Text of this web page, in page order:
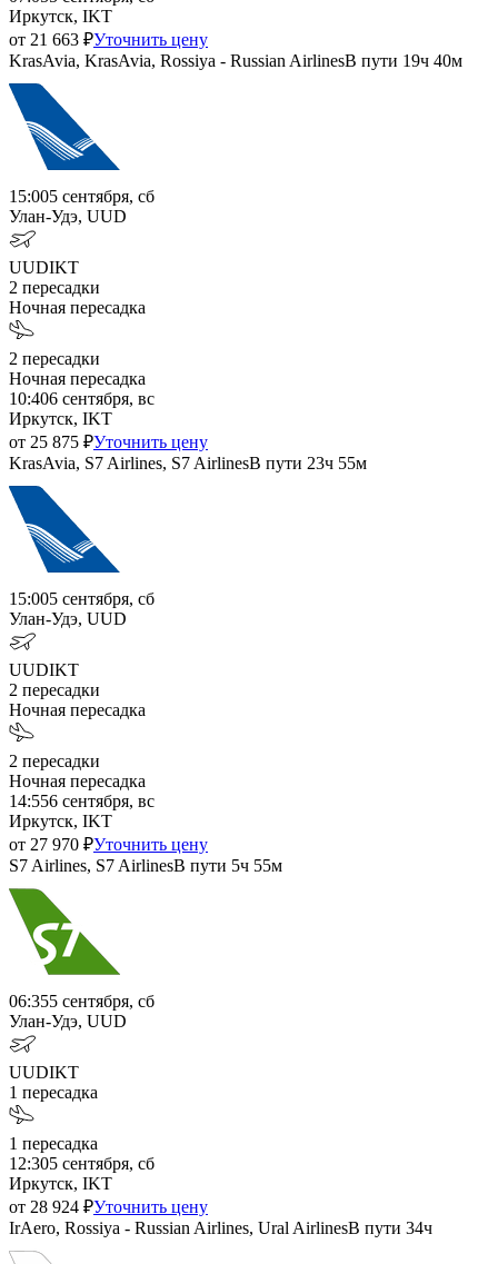
Иркутск, IKT
от 21 663 ₽Уточнить цену
KrasAvia, KrasAvia, Rossiya - Russian AirlinesВ пути 19ч 40м
15:005 сентября, сб
Улан-Удэ, UUD
UUDIKT
2 пересадки
Ночная пересадка
2 пересадки
Ночная пересадка
10:406 сентября, вс
Иркутск, IKT
от 25 875 ₽Уточнить цену
KrasAvia, S7 Airlines, S7 AirlinesВ пути 23ч 55м
15:005 сентября, сб
Улан-Удэ, UUD
UUDIKT
2 пересадки
Ночная пересадка
2 пересадки
Ночная пересадка
14:556 сентября, вс
Иркутск, IKT
от 27 970 ₽Уточнить цену
S7 Airlines, S7 AirlinesВ пути 5ч 55м
06:355 сентября, сб
Улан-Удэ, UUD
UUDIKT
1 пересадка
1 пересадка
12:305 сентября, сб
Иркутск, IKT
от 28 924 ₽Уточнить цену
IrAero, Rossiya - Russian Airlines, Ural AirlinesВ пути 34ч